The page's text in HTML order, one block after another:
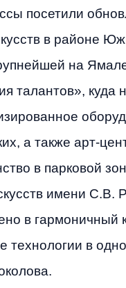
посетили
в районе
на
талантов», куда
а также арт-
в парковой
имени С.В.
в гармоничный
технологии в